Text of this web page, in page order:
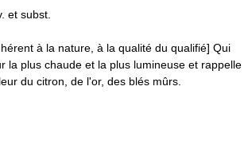
et subst.
à la nature, à la qualité du qualifié] Qui
la plus chaude et la plus lumineuse et rappelle
du citron, de l'or, des blés mûrs.